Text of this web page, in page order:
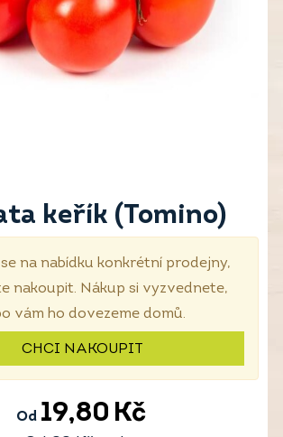
keřík (Tomino)
na nabídku konkrétní prodejny,
nakoupit. Nákup si vyzvednete,
vám ho dovezeme domů.
CHCI NAKOUPIT
Od 19,80 Kč